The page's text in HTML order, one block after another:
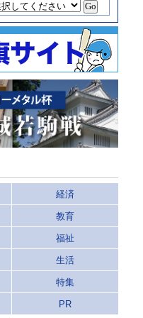
経済
教育
福祉
生活
特集
PR